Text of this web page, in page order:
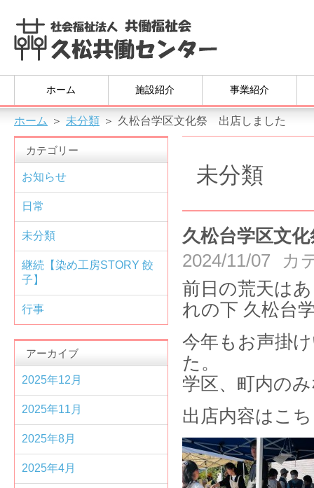
ホーム 施設紹介 事業紹介
ホーム ＞ 未分類 ＞ 久松台学区文化祭 出店しました
未分類
久松台学区文
2024/11/07
カ
前日の荒天は
れの下 久松台
今年もお声掛
学区、町内の
出店内容はこ
カテゴリー
お知らせ
日常
未分類
継続【染め工房STORY 餃
子】
行事
アーカイブ
2025年12月
2025年11月
2025年8月
2025年4月